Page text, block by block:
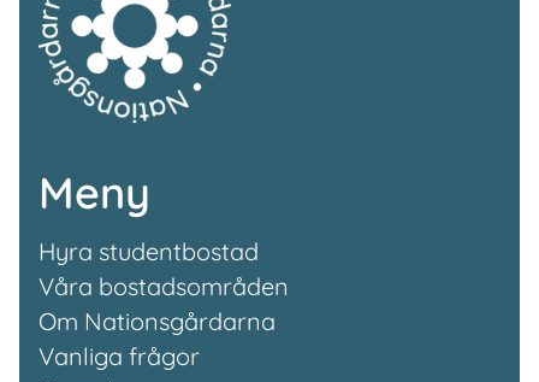
Meny
Hyra studentbostad
Våra bostadsområden
Om Nationsgårdarna
Vanliga frågor